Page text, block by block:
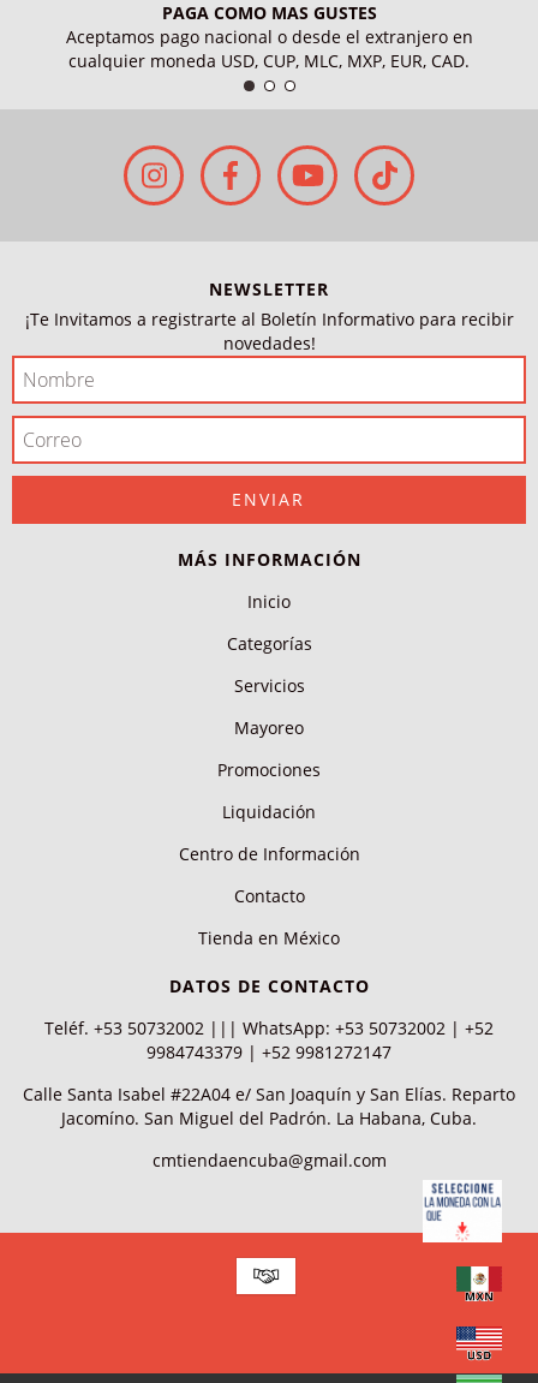
PAGA COMO MAS GUSTES
Aceptamos pago nacional o desde el extranjero en
cualquier moneda USD, CUP, MLC, MXP, EUR, CAD.
NEWSLETTER
¡Te Invitamos a registrarte al Boletín Informativo para recibir
novedades!
MÁS INFORMACIÓN
Inicio
Categorías
Servicios
Mayoreo
Promociones
Liquidación
Centro de Información
Contacto
Tienda en México
DATOS DE CONTACTO
Teléf. +53 50732002 ||| WhatsApp: +53 50732002 | +52
9984743379 | +52 9981272147
Calle Santa Isabel #22A04 e/ San Joaquín y San Elías. Reparto
Jacomíno. San Miguel del Padrón. La Habana, Cuba.
cmtiendaencuba@gmail.com